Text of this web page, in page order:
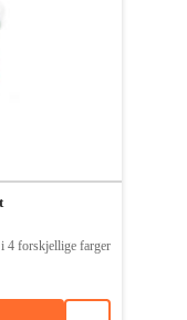
4 forskjellige farger